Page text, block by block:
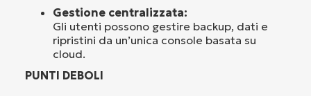
Gestione centralizzata:
Gli utenti possono gestire backup, dati e
ripristini da un’unica console basata su
cloud.
PUNTI DEBOLI